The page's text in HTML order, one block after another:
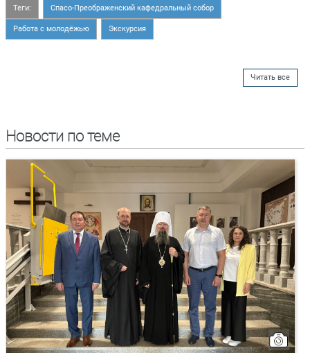
Теги: Спасо-Преображенский кафедральный собор
Работа с молодёжью Экскурсия
Читать все
Новости по теме